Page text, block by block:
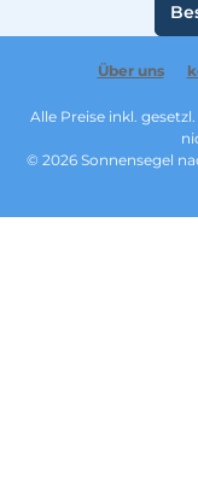
Über uns
Alle Preise inkl.
© 2026 Sonnensegel